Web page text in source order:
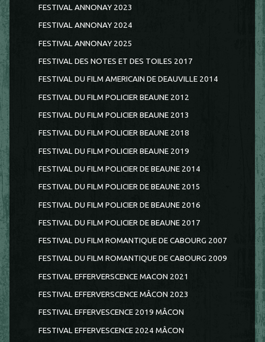
FESTIVAL ANNONAY 2023
FESTIVAL ANNONAY 2024
FESTIVAL ANNONAY 2025
FESTIVAL DES NOTES ET DES TOILES 2017
FESTIVAL DU FILM AMERICAIN DE DEAUVILLE 2014
FESTIVAL DU FILM POLICIER BEAUNE 2012
FESTIVAL DU FILM POLICIER BEAUNE 2013
FESTIVAL DU FILM POLICIER BEAUNE 2018
FESTIVAL DU FILM POLICIER BEAUNE 2019
FESTIVAL DU FILM POLICIER DE BEAUNE 2014
FESTIVAL DU FILM POLICIER DE BEAUNE 2015
FESTIVAL DU FILM POLICIER DE BEAUNE 2016
FESTIVAL DU FILM POLICIER DE BEAUNE 2017
FESTIVAL DU FILM ROMANTIQUE DE CABOURG 2007
FESTIVAL DU FILM ROMANTIQUE DE CABOURG 2009
FESTIVAL EFFERVERSCENCE MACON 2021
FESTIVAL EFFERVERSCENCE MÂCON 2023
FESTIVAL EFFERVESCENCE 2019 MÂCON
FESTIVAL EFFERVESCENCE 2024 MÂCON